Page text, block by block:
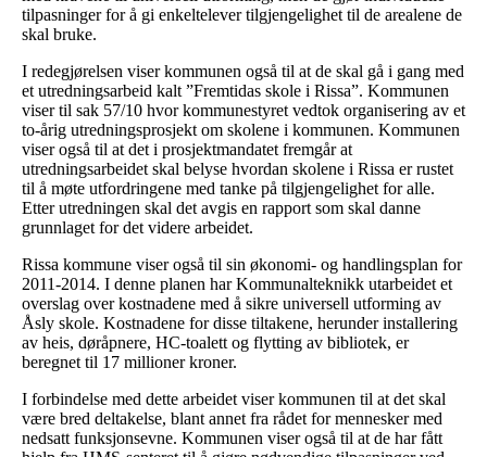
tilpasninger for å gi enkeltelever tilgjengelighet til de arealene de
skal bruke.
I redegjørelsen viser kommunen også til at de skal gå i gang med
et utredningsarbeid kalt ”Fremtidas skole i Rissa”. Kommunen
viser til sak 57/10 hvor kommunestyret vedtok organisering av et
to-årig utredningsprosjekt om skolene i kommunen. Kommunen
viser også til at det i prosjektmandatet fremgår at
utredningsarbeidet skal belyse hvordan skolene i Rissa er rustet
til å møte utfordringene med tanke på tilgjengelighet for alle.
Etter utredningen skal det avgis en rapport som skal danne
grunnlaget for det videre arbeidet.
Rissa kommune viser også til sin økonomi- og handlingsplan for
2011-2014. I denne planen har Kommunalteknikk utarbeidet et
overslag over kostnadene med å sikre universell utforming av
Åsly skole. Kostnadene for disse tiltakene, herunder installering
av heis, døråpnere, HC-toalett og flytting av bibliotek, er
beregnet til 17 millioner kroner.
I forbindelse med dette arbeidet viser kommunen til at det skal
være bred deltakelse, blant annet fra rådet for mennesker med
nedsatt funksjonsevne. Kommunen viser også til at de har fått